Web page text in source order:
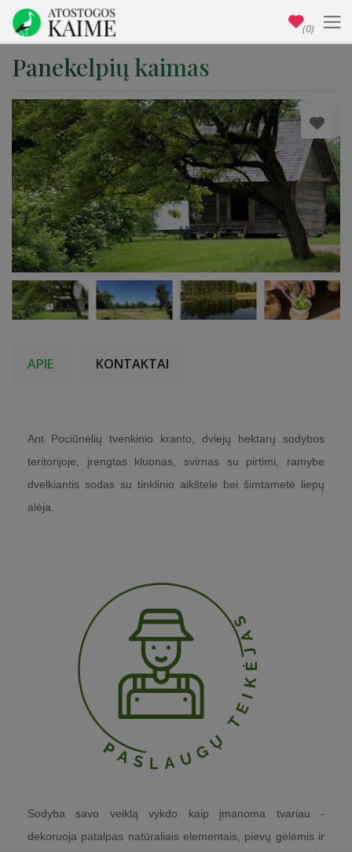
Panekelpių kaimas
APIE KONTAKTAI
Ant Pociūnėlių tvenkinio kranto, dviejų hektarų sodybos
teritorijoje, įrengtas kluonas, svirnas su pirtimi, ramybe
dvelkiantis sodas su tinklinio aikštele bei šimtametė liepų
alėja.
Sodyba savo veiklą vykdo kaip įmanoma tvariau -
dekoruoja patalpas natūraliais elementais, pievų gėlėmis ir
(0)